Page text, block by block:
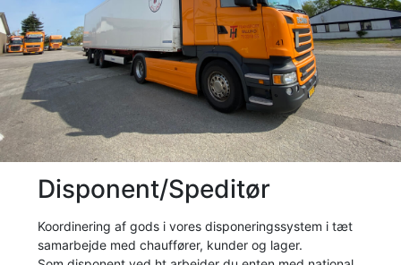
Disponent/Speditør
Koordinering af gods i vores disponeringssystem i tæt
samarbejde med chauffører, kunder og lager.